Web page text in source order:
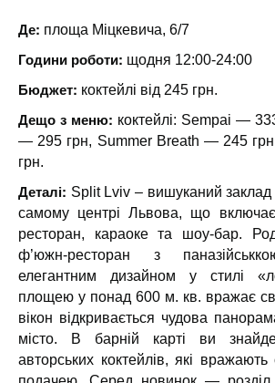
Де: площа Міцкевича, 6/7
Години роботи: щодня 12:00-24:00
Бюджет: коктейлі від 245 грн.
Дещо з меню: коктейлі: Sempai —
— 295 грн, Summer Breath — 245
грн.
Деталі: Split Lviv – вишуканий заклад
самому центрі Львова, що
ресторан, караоке та шоу-бар.
ф’южн-ресторан з
елегантним дизайном у стилі
площею у понад 600 м. кв. вражає
вікон відкривається чудова
місто. В барній карті ви
авторських коктейлів, які